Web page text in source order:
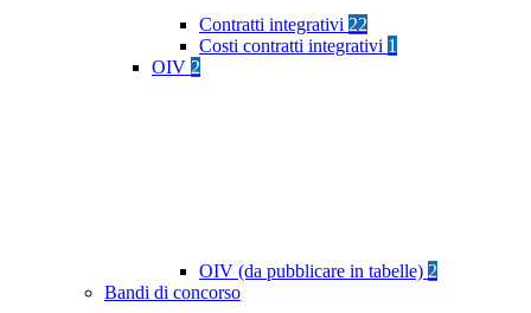
Contratti integrativi 22
Costi contratti integrativi 1
OIV 2
OIV (da pubblicare in tabelle) 2
Bandi di concorso